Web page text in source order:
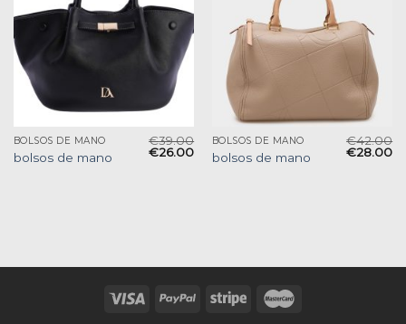
BOLSOS DE MANO
bolsos de mano
€39.00
€26.00
BOLSOS DE MANO
bolsos de mano
€42.00
€28.00